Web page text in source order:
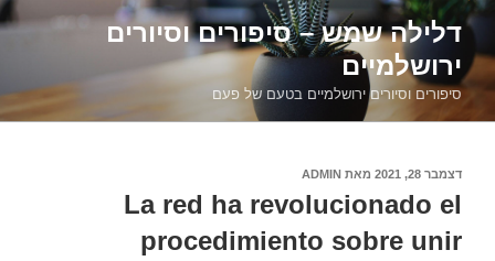
דילוג
לתוכןדלילה שמש – סיפורים וסיורים
ירושלמיים
סיפורים וסיורים ירושלמיים בטעם של פעם
פורסם
ב
דצמבר 28, 2021 מאת ADMIN
La red ha revolucionado el
procedimiento sobre unir